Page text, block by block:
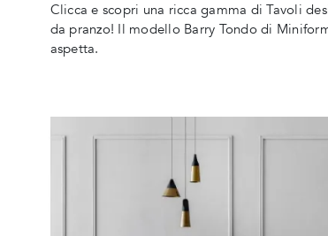
Clicca e scopri una ricca gamma di Tavoli
da pranzo! Il modello Barry Tondo di
aspetta.